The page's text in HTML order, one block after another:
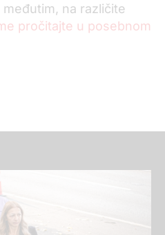
na različite
pročitajte u posebnom